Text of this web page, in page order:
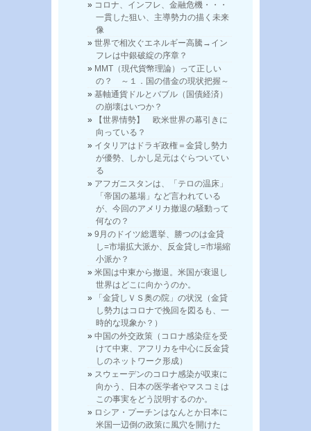
コロナ、インフレ、金融危機・・・
一貫した狙い、主導勢力の描く未来
像
世界で相次ぐエネルギー高騰→イン
フレは中銀破綻の序章？
MMT（現代貨幣理論）って正しい
の？ ～１．国の借金の現状把握～
基軸通貨ドルとバブル（国債経済）
の崩壊はいつか？
【世界情勢】 欧米世界の幕引きに
向っている？
イタリアはドラギ政権＝金貸し勢力
が優勢、しかし足元はぐらついてい
る
アフガニスタンは、「テロの温床」
「帝国の墓場」など言われている
が、今回のアメリカ撤退の騒動って
何なの？
9月のドイツ総選挙、勝つのは金貸
し=市場拡大派か、反金貸し=市場縮
小派か？
米国は中東から撤退。米国が衰退し
世界はどこに向かうのか。
「金貸しＶＳ奥の院」の状況（金貸
し勢力はコロナで挽回を図るも、一
時的な現象か？）
中国の外交政策（コロナ感染症を受
けて中東、アフリカを中心に反金貸
しのネットワーク形成）
スウェーデンのコロナ感染が収束に
向かう、日本の医学者やマスコミは
この事実をどう説明するのか。
ロシア・プーチンはなんとか日本に
米国一辺倒の政策に風穴を開けた